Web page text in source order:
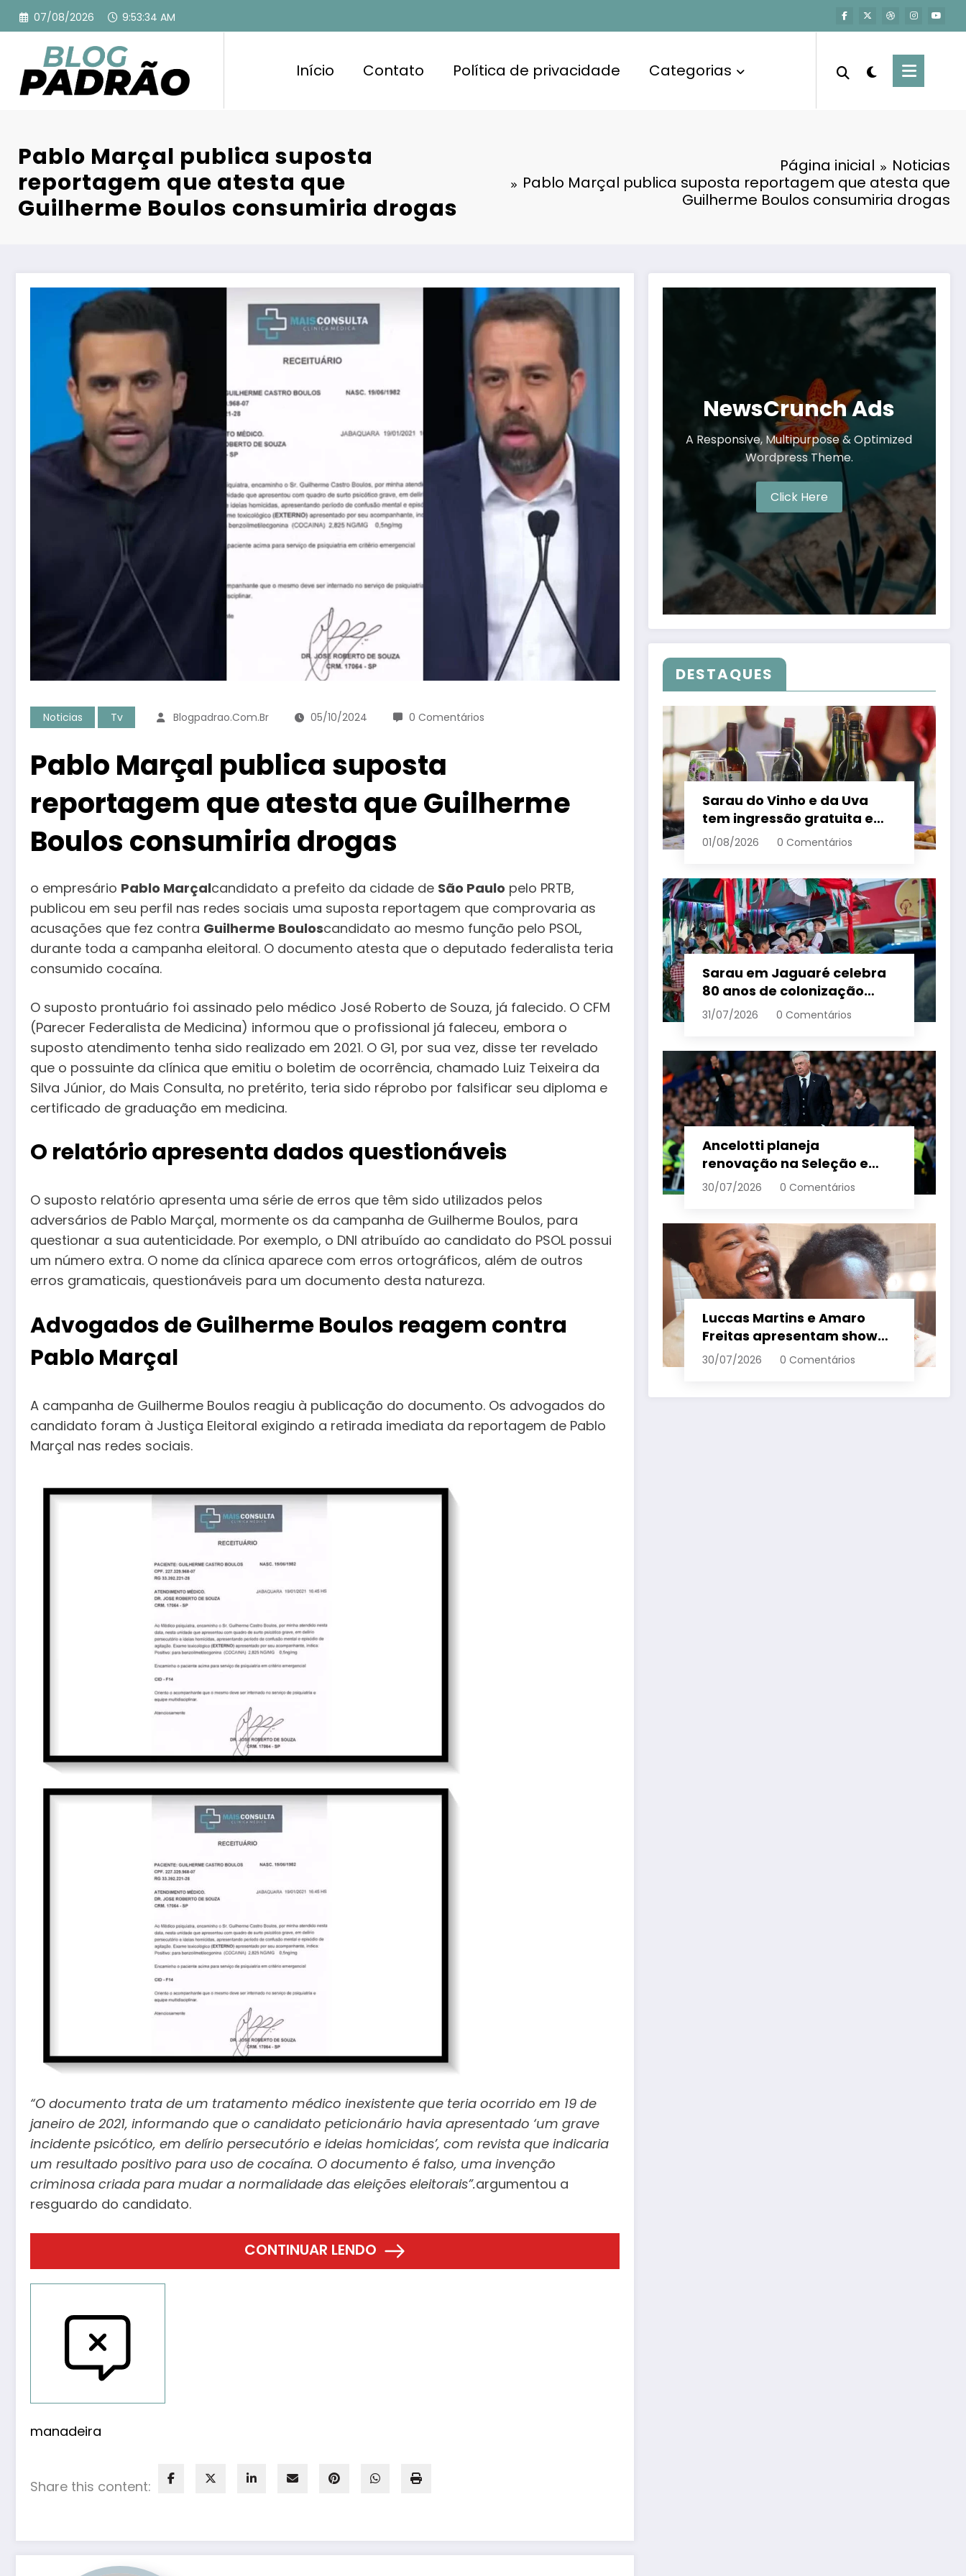
Pular
para
conteúdo
07/08/2026 9:53:35 AM
Início Contato Política de privacidade Categorias
Pablo Marçal publica suposta
reportagem que atesta que
Guilherme Boulos consumiria drogas
Página inicial
Noticias
Pablo Marçal publica suposta reportagem que atesta que
Guilherme Boulos consumiria drogas
Noticias Tv Blogpadrao.com.br 05/10/2024 0 Comentários
Pablo Marçal publica suposta
reportagem que atesta que Guilherme
Boulos consumiria drogas
o empresário Pablo Marçalcandidato a prefeito da cidade de São Paulo pelo PRTB,
publicou em seu perfil nas redes sociais uma suposta reportagem que comprovaria as
acusações que fez contra Guilherme Bouloscandidato ao mesmo função pelo PSOL,
durante toda a campanha eleitoral. O documento atesta que o deputado federalista teria
consumido cocaína.
O suposto prontuário foi assinado pelo médico José Roberto de Souza, já falecido. O CFM
(Parecer Federalista de Medicina) informou que o profissional já faleceu, embora o
suposto atendimento tenha sido realizado em 2021. O G1, por sua vez, disse ter revelado
que o possuinte da clínica que emitiu o boletim de ocorrência, chamado Luiz Teixeira da
Silva Júnior, do Mais Consulta, no pretérito, teria sido réprobo por falsificar seu diploma e
certificado de graduação em medicina.
O relatório apresenta dados questionáveis
O suposto relatório apresenta uma série de erros que têm sido utilizados pelos
adversários de Pablo Marçal, mormente os da campanha de Guilherme Boulos, para
questionar a sua autenticidade. Por exemplo, o DNI atribuído ao candidato do PSOL possui
um número extra. O nome da clínica aparece com erros ortográficos, além de outros
erros gramaticais, questionáveis ​​para um documento desta natureza.
Advogados de Guilherme Boulos reagem contra
Pablo Marçal
A campanha de Guilherme Boulos reagiu à publicação do documento. Os advogados do
candidato foram à Justiça Eleitoral exigindo a retirada imediata da reportagem de Pablo
Marçal nas redes sociais.
“O documento trata de um tratamento médico inexistente que teria ocorrido em 19 de
janeiro de 2021, informando que o candidato peticionário havia apresentado ‘um grave
incidente psicótico, em delírio persecutório e ideias homicidas’, com revista que indicaria
um resultado positivo para uso de cocaína. O documento é falso, uma invenção
criminosa criada para mudar a normalidade das eleições eleitorais”.argumentou a
resguardo do candidato.
CONTINUAR LENDO
manadeira
Share this content:
NewsCrunch Ads
A Responsive, Multipurpose & Optimized
Wordpress Theme.
Click Here
DESTAQUES
Sarau do Vinho e da Uva
tem ingressão gratuita e
distribui 250 litros de suco
01/08/2026 0 Comentários
Sarau em Jaguaré celebra
80 anos de colonização
italiana com tradição e
31/07/2026 0 Comentários
Ancelotti planeja
renovação na Seleção e
menciona termo de ciclo
30/07/2026 0 Comentários
Luccas Martins e Amaro
Freitas apresentam show
inédito e gratuito em
30/07/2026 0 Comentários